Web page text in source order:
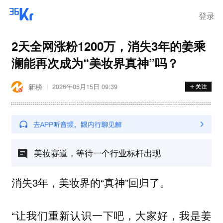
登录
2天全网涨粉1200万，消失3年的姜乘
澜能再次成为“美妆界真神”吗？
新榜 2026年05月15日 09:39
美妆赛道，等待一个行业标杆出现
消失3年，美妆界的“真神”回归了。
“让我们重新认识一下吧，大家好，我是姜